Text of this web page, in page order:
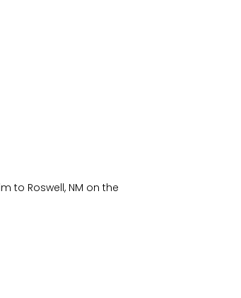
to Roswell, NM on the